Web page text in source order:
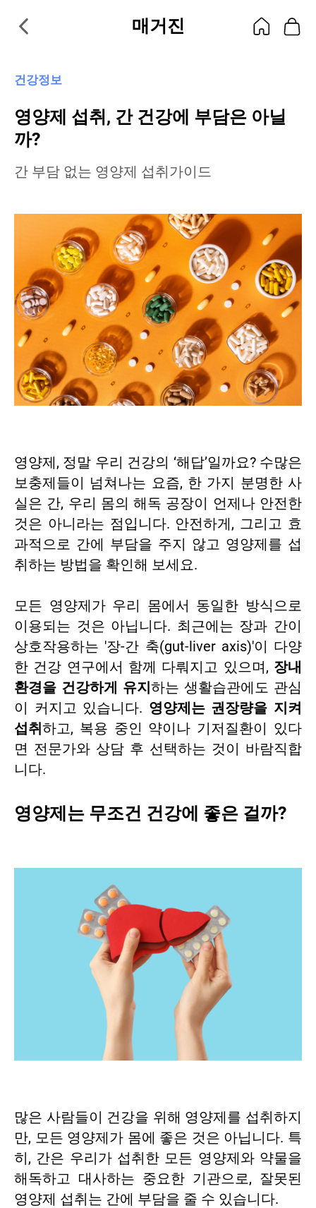
매거진
건강정보
영양제 섭취, 간 건강에 부담은 아닐
까?
간 부담 없는 영양제 섭취가이드
영양제, 정말 우리 건강의 ‘해답’일까요? 수많은
보충제들이 넘쳐나는 요즘, 한 가지 분명한 사
실은 간, 우리 몸의 해독 공장이 언제나 안전한
것은 아니라는 점입니다. 안전하게, 그리고 효
과적으로 간에 부담을 주지 않고 영양제를 섭
취하는 방법을 확인해 보세요.
모든 영양제가 우리 몸에서 동일한 방식으로
이용되는 것은 아닙니다. 최근에는 장과 간이
상호작용하는 '장-간 축(gut-liver axis)'이 다양
한 건강 연구에서 함께 다뤄지고 있으며, 장내
환경을 건강하게 유지 하는 생활습관에도 관심
이 커지고 있습니다. 영양제는 권장량을 지켜
섭취 하고, 복용 중인 약이나 기저질환이 있다
면 전문가와 상담 후 선택하는 것이 바람직합
니다.
영양제는 무조건 건강에 좋은 걸까?
많은 사람들이 건강을 위해 영양제를 섭취하지
만, 모든 영양제가 몸에 좋은 것은 아닙니다. 특
히, 간은 우리가 섭취한 모든 영양제와 약물을
해독하고 대사하는 중요한 기관으로, 잘못된
영양제 섭취는 간에 부담을 줄 수 있습니다.